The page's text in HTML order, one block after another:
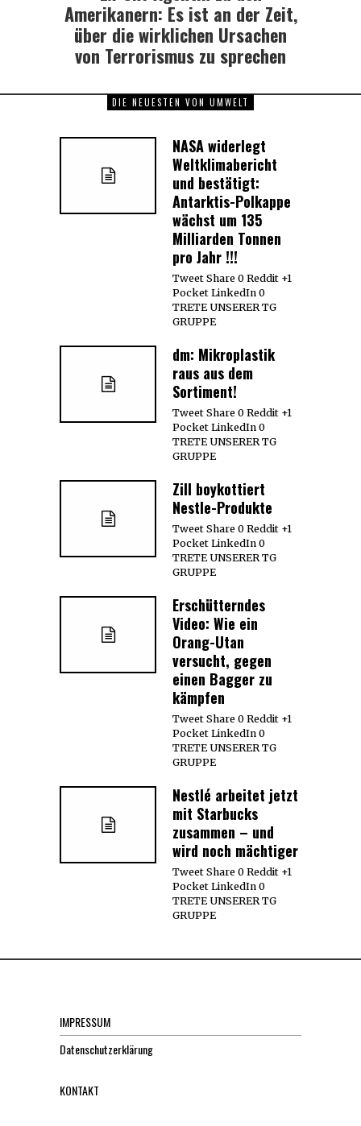
post:
Amerikanern: Es ist an der Zeit,
über die wirklichen Ursachen
von Terrorismus zu sprechen
DIE NEUESTEN VON UMWELT
NASA widerlegt
Weltklimabericht
und bestätigt:
Antarktis-Polkappe
wächst um 135
Milliarden Tonnen
pro Jahr !!!
Tweet Share 0 Reddit +1
Pocket LinkedIn 0
TRETE UNSERER TG
GRUPPE
dm: Mikroplastik
raus aus dem
Sortiment!
Tweet Share 0 Reddit +1
Pocket LinkedIn 0
TRETE UNSERER TG
GRUPPE
Zill boykottiert
Nestle-Produkte
Tweet Share 0 Reddit +1
Pocket LinkedIn 0
TRETE UNSERER TG
GRUPPE
Erschütterndes
Video: Wie ein
Orang-Utan
versucht, gegen
einen Bagger zu
kämpfen
Tweet Share 0 Reddit +1
Pocket LinkedIn 0
TRETE UNSERER TG
GRUPPE
Nestlé arbeitet jetzt
mit Starbucks
zusammen – und
wird noch mächtiger
Tweet Share 0 Reddit +1
Pocket LinkedIn 0
TRETE UNSERER TG
GRUPPE
IMPRESSUM
Datenschutzerklärung
KONTAKT